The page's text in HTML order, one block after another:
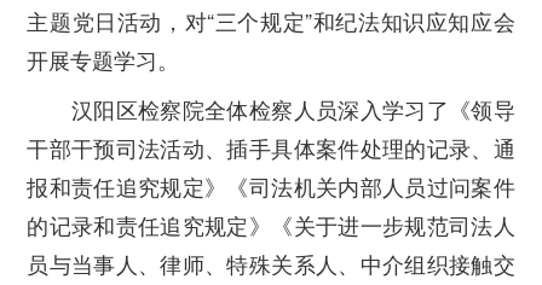
主题党日活动，对“三个规定”和纪法知识应知应会
开展专题学习。
汉阳区检察院全体检察人员深入学习了《领导
干部干预司法活动、插手具体案件处理的记录、通
报和责任追究规定》《司法机关内部人员过问案件
的记录和责任追究规定》《关于进一步规范司法人
员与当事人、律师、特殊关系人、中介组织接触交